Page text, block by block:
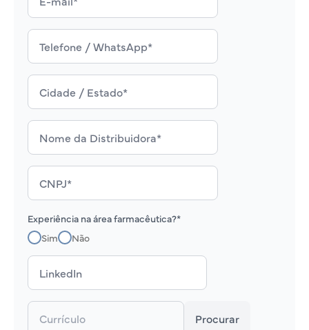
Experiência na área farmacêutica?*
Sim
Não
Procurar